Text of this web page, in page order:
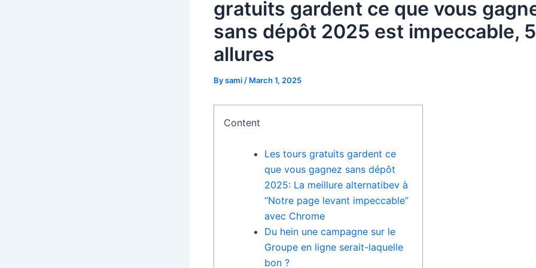
gratuits gardent ce que vous
sans dépôt 2025 est impeccable, 5
allures
Bysami / March 1, 2025
Content
Les tours gratuits gardent ce
que vous gagnez sans dépôt
2025: La meillure alternatibev à
“Notre page levant impeccable”
avec Chrome
Du hein une campagne sur le
Groupe en ligne serait-laquelle
bon ?